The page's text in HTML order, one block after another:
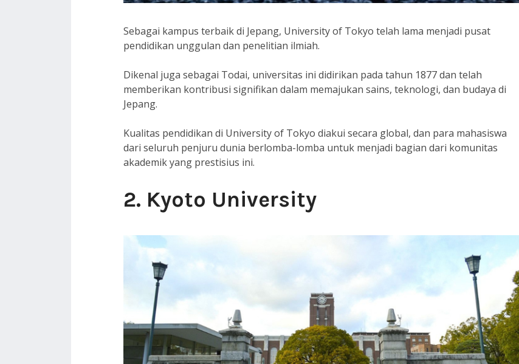
Sebagai kampus terbaik di Jepang, University of Tokyo telah lama menjadi pusat
pendidikan unggulan dan penelitian ilmiah.
Dikenal juga sebagai Todai, universitas ini didirikan pada tahun 1877 dan telah
memberikan kontribusi signifikan dalam memajukan sains, teknologi, dan budaya di
Jepang.
Kualitas pendidikan di University of Tokyo diakui secara global, dan para mahasiswa
dari seluruh penjuru dunia berlomba-lomba untuk menjadi bagian dari komunitas
akademik yang prestisius ini.
2. Kyoto University